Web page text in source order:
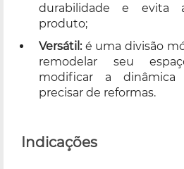
durabilidade e evita
produto;
Versátil:é uma divisão
remodelar seu
modificar a
precisar de reformas.
Indicações